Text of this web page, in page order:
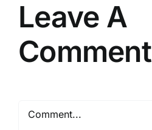
Leave A
Comment
Comment